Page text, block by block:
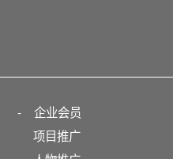
-
企业会员
项目推广